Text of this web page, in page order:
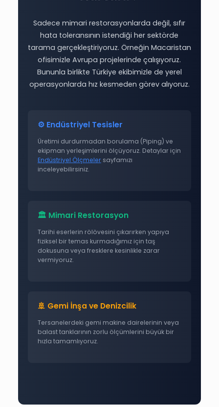
Sadece mimari restorasyonlarda değil, sıfır
hata toleransının istendiği her sektörde
tarama gerçekleştiriyoruz. Örneğin Macaristan
ofisimizle Avrupa projelerinde çalışıyoruz.
Bununla birlikte Türkiye ekibimizle de yerel
operasyonlarda hız kesmeden görev alıyoruz.
⚙️ Endüstriyel Tesisler
Üretimi durdurmadan borulama (Piping) ve
ekipman yerleşimlerini ölçüyoruz. Detaylar için
Endüstriyel Ölçmelersayfamızı
inceleyebilirsiniz.
🏛️ Mimari Restorasyon
Tarihi eserlerin rölövesini çıkarırken yapıya
fiziksel bir temas kurmadığımız için taş
dokusuna veya fresklere kesinlikle zarar
vermiyoruz.
🚢 Gemi İnşa ve Denizcilik
Tersanelerdeki gemi makine dairelerinin veya
balast tanklarının zorlu ölçümlerini büyük bir
hızla tamamlıyoruz.